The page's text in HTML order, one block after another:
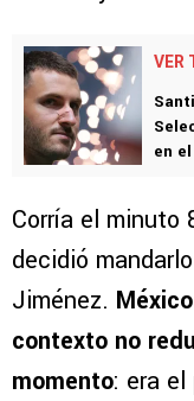
VER
en
Corría el minuto
decidió
Jiménez.
contexto no
momento: era